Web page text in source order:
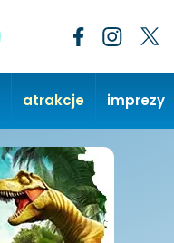
atrakcje imprezy